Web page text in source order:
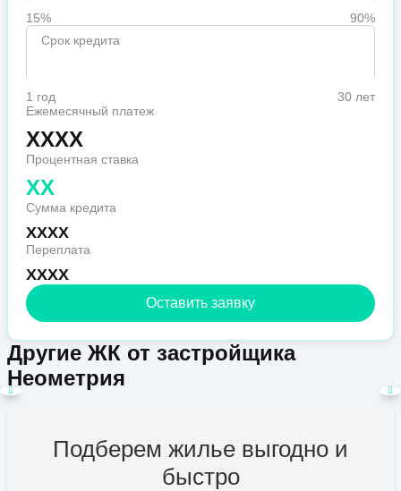
15%
90%
Срок кредита
1 год
30 лет
Ежемесячный платеж
XXXX
Процентная ставка
XX
Сумма кредита
XXXX
Переплата
XXXX
Оставить заявку
Другие ЖК от застройщика
Неометрия
Подберем жилье выгодно и
быстро